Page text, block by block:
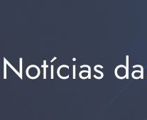
Notícias